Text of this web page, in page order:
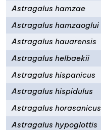
Astragalus hamzae
Astragalus hamzaoglui
Astragalus hauarensis
Astragalus helbaekii
Astragalus hispanicus
Astragalus hispidulus
Astragalus horasanicus
Astragalus hypoglottis